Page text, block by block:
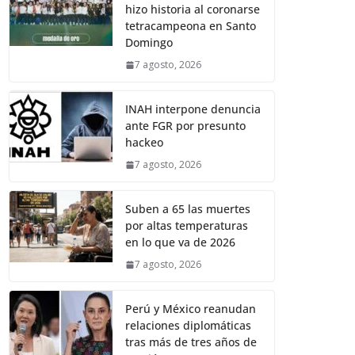
hizo historia al coronarse
tetracampeona en Santo
Domingo
7 agosto, 2026
INAH interpone denuncia
ante FGR por presunto
hackeo
7 agosto, 2026
Suben a 65 las muertes
por altas temperaturas
en lo que va de 2026
7 agosto, 2026
Perú y México reanudan
relaciones diplomáticas
tras más de tres años de